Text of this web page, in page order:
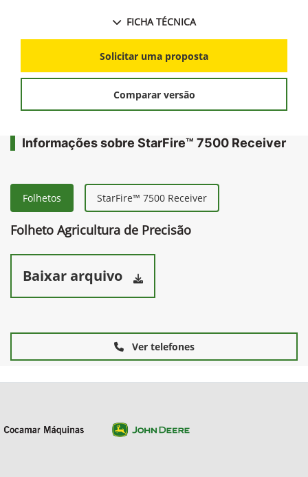
FICHA TÉCNICA
Solicitar uma proposta
Comparar versão
Informações sobre StarFire™ 7500 Receiver
Folhetos StarFire™ 7500 Receiver
Folheto Agricultura de Precisão
Baixar arquivo
Ver telefones